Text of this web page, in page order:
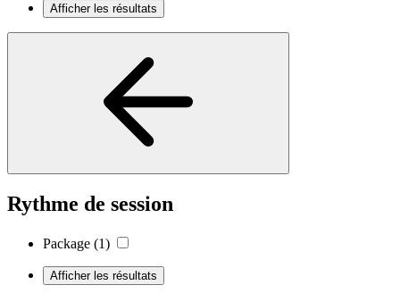
Afficher les résultats
Rythme de session
Package (1)
Afficher les résultats